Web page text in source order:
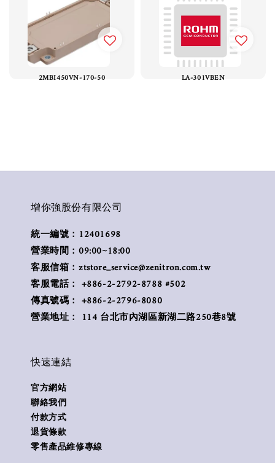
2MBI450VN-170-50 LA-301VBEN
增你強股份有限公司
統一編號：12401698
營業時間：09:00~18:00
客服信箱：ztstore_service@zenitron.com.tw
客服電話： +886-2-2792-8788 #502
傳真號碼： +886-2-2796-8080
營業地址： 114 台北市內湖區新湖二路250巷8號
快速連結
官方網站
聯絡我們
付款方式
退貨條款
零售產品維修專線